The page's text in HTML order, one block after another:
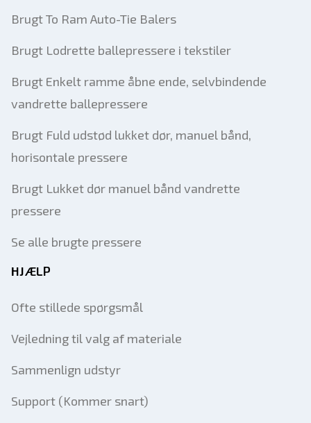
Brugt To Ram Auto-Tie Balers
Brugt Lodrette ballepressere i tekstiler
Brugt Enkelt ramme åbne ende, selvbindende
vandrette ballepressere
Brugt Fuld udstød lukket dør, manuel bånd,
horisontale pressere
Brugt Lukket dør manuel bånd vandrette
pressere
Se alle brugte pressere
HJÆLP
Ofte stillede spørgsmål
Vejledning til valg af materiale
Sammenlign udstyr
Support (Kommer snart)